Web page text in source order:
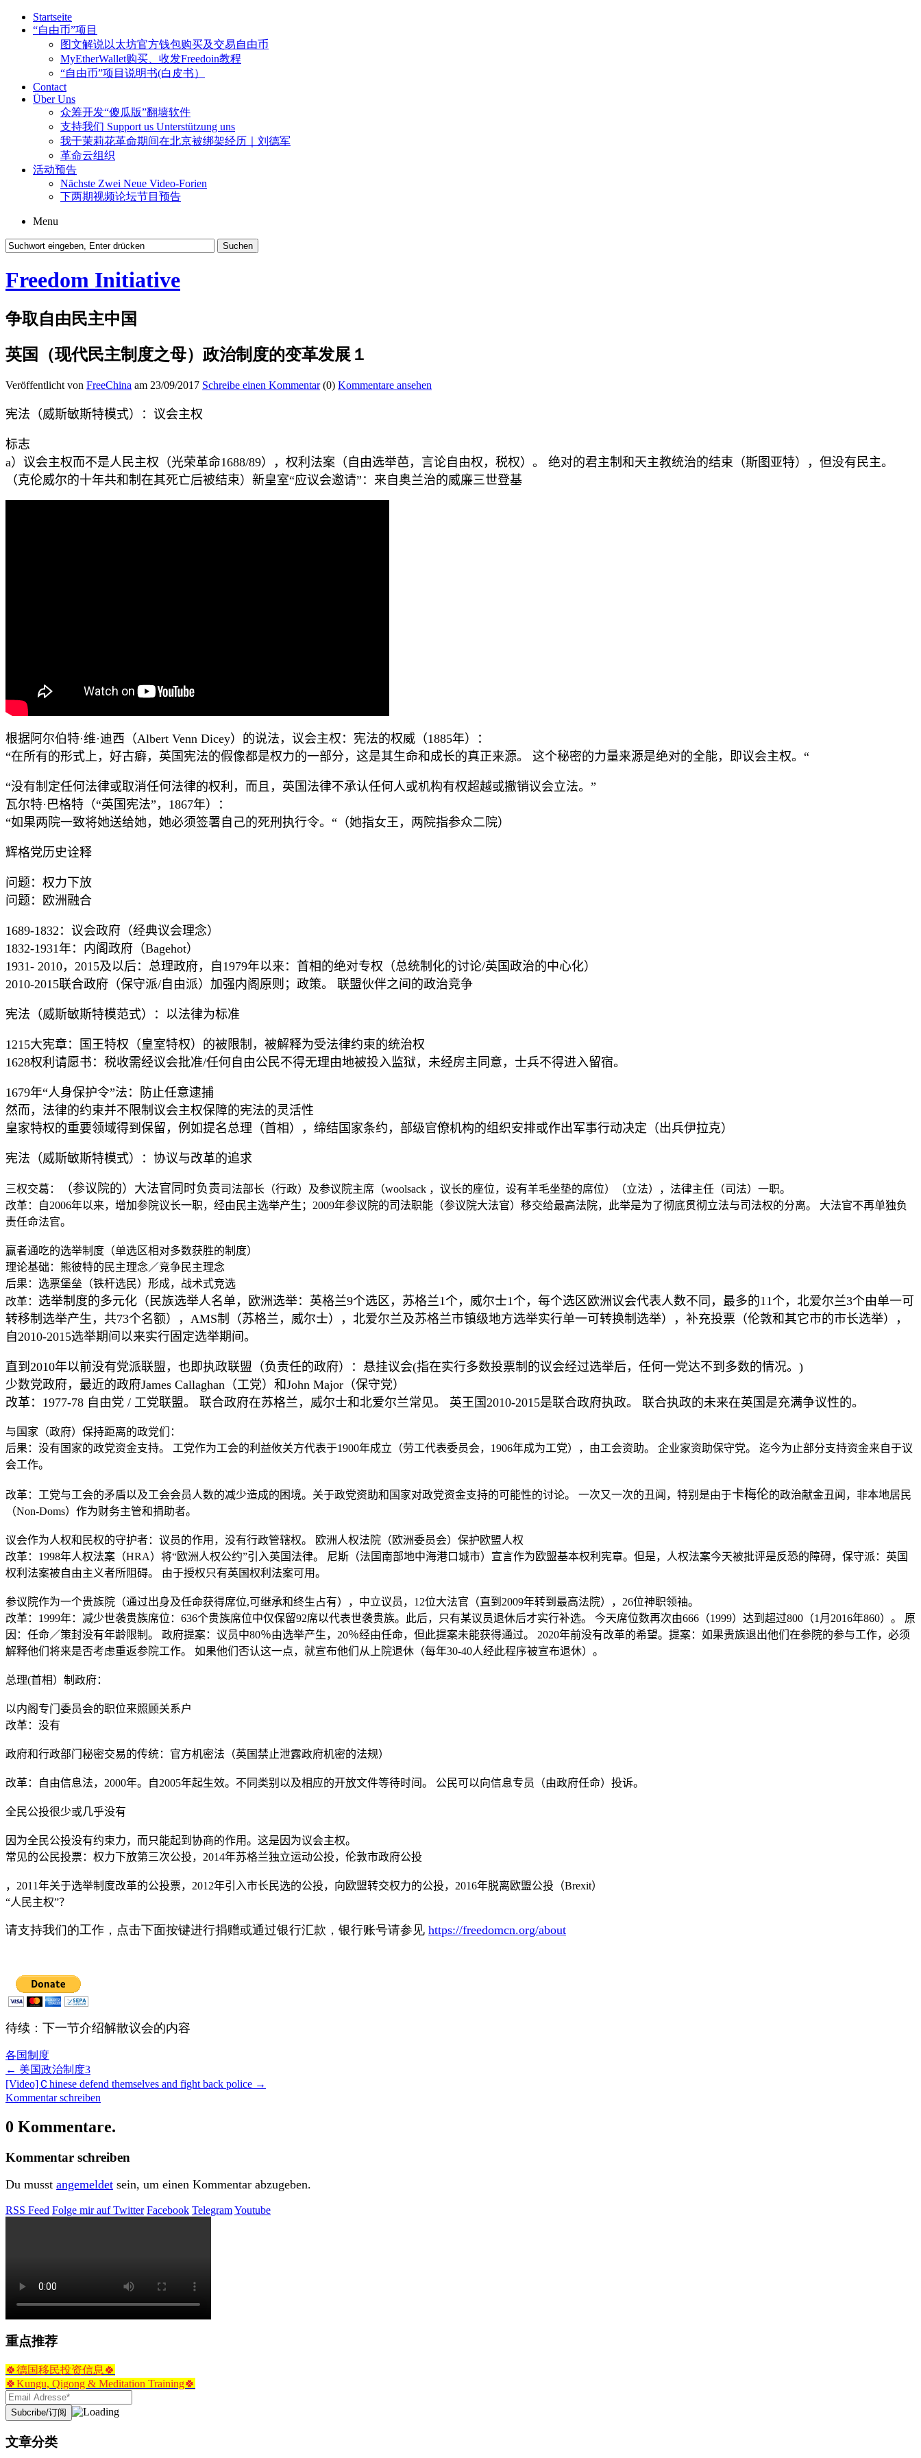
Startseite
“自由币”项目
图文解说以太坊官方钱包购买及交易自由币
MyEtherWallet购买、收发Freedoin教程
“自由币”项目说明书(白皮书）
Contact
Über Uns
众筹开发“傻瓜版”翻墙软件
支持我们 Support us Unterstützung uns
我于茉莉花革命期间在北京被绑架经历｜刘德军
革命云组织
活动预告
Nächste Zwei Neue Video-Forien
下两期视频论坛节目预告
Menu
Freedom Initiative
争取自由民主中国
英国（现代民主制度之母）政治制度的变革发展１
Veröffentlicht von FreeChina am 23/09/2017 Schreibe einen Kommentar(0) Kommentare ansehen
宪法（威斯敏斯特模式）：议会主权
标志
a）议会主权而不是人民主权（光荣革命1688/89），权利法案（自由选举芭，言论自由权，税权）。
绝对的君主制和天主教统治的结束（斯图亚特），但没有民主。
（克伦威尔的十年共和制在其死亡后被结束）新皇室“应议会邀请”：来自奥兰治的威廉三世登基
根据阿尔伯特·维·迪西（Albert Venn Dicey）的说法，议会主权：宪法的权威（1885年）：
“在所有的形式上，好古癖，英国宪法的假像都是权力的一部分，这是其生命和成长的真正来源。 这个秘密的力量来源是绝对的全能，即议会主权。“
“没有制定任何法律或取消任何法律的权利，而且，英国法律不承认任何人或机构有权超越或撤销议会立法。”
瓦尔特· 巴格特（“英国宪法”， 1867年）：
“如果两院一致将她送给她，她必须签署自己的死刑执行令。“（她指女王，两院指参众二院）
辉格党历史诠释
问题：权力下放
问题：欧洲融合
1689-1832 ：议会政府（经典议会理念）
1832-1931年：内阁政府（Bagehot）
1931- 2010， 2015及以后：总理政府，自1979年以来：首相的绝对专权（总统制化的讨论/英国政治的中心化）
2010-2015联合政府（保守派/自由派）加强内阁原则；政策。 联盟伙伴之间的政治竞争
宪法（威斯敏斯特模范式）：以法律为标准
1215大宪章：国王特权（皇室特权）的被限制，被解释为受法律约束的统治权
1628权利请愿书：税收需经议会批准/任何自由公民不得无理由地被投入监狱，未经房主同意，士兵不得进入留宿。
1679年“人身保护令”法：防止任意逮捕
然而，法律的约束并不限制议会主权保障的宪法的灵活性
皇家特权的重要领域得到保留，例如提名总理（首相），缔结国家条约，部级官僚机构的组织安排或作出军事行动决定（出兵伊拉克）
宪法（威斯敏斯特模式）：协议与改革的追求
三权交葛 ： （参议院的）大法官同时负责司法部长（行政） 及参议院主席（woolsack ， 议长的座位，设有羊毛坐垫的席位）（立法），法律主任（司法）一职。
改革：自2006年以来，增加参院议长一职，经由民主选举产生； 2009年参议院的司法职能（参议院大法官）移交给最高法院，此举是为了彻底贯彻立法与司法权的分离。 大法官不再单独负
责任命法官。
赢者通吃的选举制度（单选区相对多数获胜的制度）
理论基础 ：熊彼特的民主理念／竞争民主理念
后果： 选票堡垒（铁杆选民）形成，战术式竞选
改革： 选举制度的多元化（民族选举人名单，欧洲选举：英格兰9个选区，苏格兰1个，威尔士1个，每个选区欧洲议会代表人数不同，最多的11个，北爱尔兰3个由单一可
转移制选举产生，共73个名额）， AMS制（苏格兰，威尔士），北爱尔兰及苏格兰市镇级地方选举实行单一可转换制选举），补充投票（伦敦和其它市的市长选举），
自2010-2015选举期间以来实行固定选举期间。
直到 2010年以前没有党派联盟，也即执政联盟（负责任的政府）：悬挂议会(指在实行多数投票制的议会经过选举后，任何一党达不到多数的情况。 )
少数党政府，最近的政府James Callaghan （工党）和John Major （保守党）
改革： 1977-78 自由党 / 工党联盟。 联合政府在苏格兰，威尔士和北爱尔兰常见。 英王国 2010-2015是联合政府执政。 联合执政的未来在英国是充满争议性的。
与国家（政府）保持距离的政党们：
后果：没有国家的政党资金支持。 工党作为工会的利益攸关方代表于1900年成立（劳工代表委员会， 1906年成为工党），由工会资助。 企业家资助保守党。 迄今为止部分支持资金来自于议
会工作。
改革：工党与工会的矛盾以及工会会员人数的减少造成的困境。关于政党资助和国家对政党资金支持的可能性的讨论。 一次又一次的丑闻，特别是由于卡梅伦的政治献金丑闻 ，非本地居民
（Non-Doms） 作为财务主管和捐助者。
议会作为人权和民权的守护者：议员的作用，没有行政管辖权。 欧洲人权法院（欧洲委员会）保护欧盟人权
改革： 1998年人权法案（HRA）将“欧洲人权公约”引入英国法律。 尼斯 （法国南部地中海港口城市） 宣言作为欧盟基本权利宪章。 但是， 人权法案今天被批评是反恐的障碍，保守派：英国
权利法案被自由主义者所阻碍。 由于授权只有英国权利法案可用。
参议院作为一个贵族院（通过出身及任命获得席位,可继承和终生占有）， 中立议员 ， 12位大法官 （直到 2009年转到最高法院） ， 26位神职领袖。
改革： 1999年：减少世袭贵族席位： 636个贵族席位中仅保留92席以代表世袭贵族。 此后，只有某议员退休后才实行补选。 今天席位数再次由666 （1999）达到超过800 （1 月 2016年860）。 原
因：任命／策封没有年龄限制。 政府提案：议员中80％由选举产生， 20％经由任命， 但此提案未能获得通过。 2020年前没有改革的希望。提案：如果贵族退出他们在参院的参与工作，必须
解释他们将来是否考虑重返参院工作。 如果他们否认这一点，就宣布他们从上院退休（每年30-40人经此程序被宣布退休）。
总理(首相）制政府：
以内阁专门委员会的职位来照顾关系户
改革：没有
政府和行政部门秘密交易的传统：官方机密法（英国禁止泄露政府机密的法规）
改革：自由信息法， 2000年。自2005年起生效。不同类别以及相应的开放文件等待时间。 公民可以向信息专员（由政府任命）投诉。
全民公投很少或几乎没有
因为全民公投没有约束力，而只能起到协商的作用。这是因为议会主权。
常见的公民投票：权力下放第三次公投， 2014年苏格兰独立运动公投，伦敦市政府公投
， 2011年关于选举制度改革的公投票， 2012年引入市长民选的公投，向欧盟转交权力的公投， 2016年脱离欧盟公投（Brexit）
“人民主权”？
请支持我们的工作，点击下面按键进行捐赠或通过银行汇款，银行账号请参见 https://freedomcn.org/about
待续：下一节介绍解散议会的内容
各国制度
← 美国政治制度3
[Video]Ｃhinese defend themselves and fight back police →
Kommentar schreiben
0 Kommentare.
Kommentar schreiben
Du musst angemeldet sein, um einen Kommentar abzugeben.
RSS Feed Folge mir auf Twitter Facebook TelegramYoutube
重点推荐
🍀德国移民投资信息🍀
🍀Kungu, Qigong & Meditation Training🍀
文章分类